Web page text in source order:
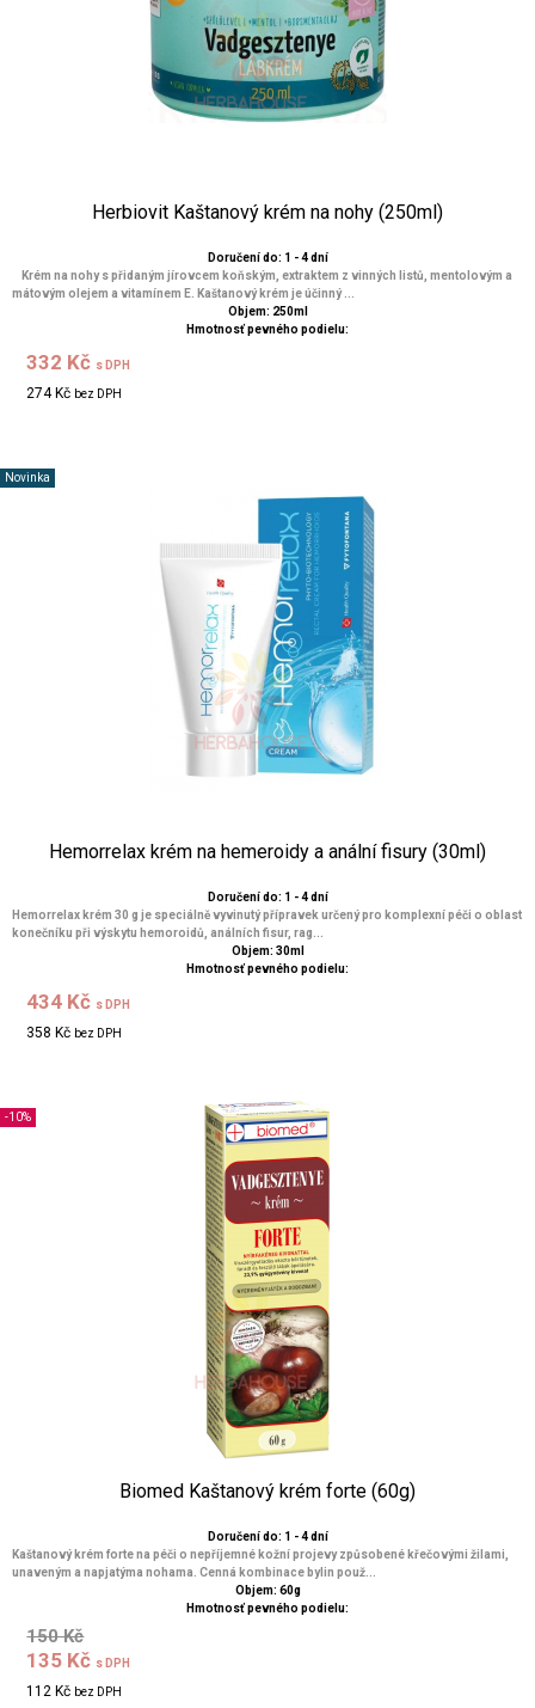
Herbiovit Kaštanový krém na nohy (250ml)
Doručení do: 1 - 4 dní
Krém na nohy s přidaným jírovcem koňským, extraktem z vinných listů, mentolovým a
mátovým olejem a vitamínem E. Kaštanový krém je účinný ...
Objem: 250ml
Hmotnosť pevného podielu:
332 Kč s DPH
274 Kč bez DPH
Novinka
Hemorrelax krém na hemeroidy a anální fisury (30ml)
Doručení do: 1 - 4 dní
Hemorrelax krém 30 g je speciálně vyvinutý přípravek určený pro komplexní péči o oblast
konečníku při výskytu hemoroidů, análních fisur, rag...
Objem: 30ml
Hmotnosť pevného podielu:
434 Kč s DPH
358 Kč bez DPH
-10%
Biomed Kaštanový krém forte (60g)
Doručení do: 1 - 4 dní
Kaštanový krém forte na péči o nepříjemné kožní projevy způsobené křečovými žilami,
unaveným a napjatýma nohama. Cenná kombinace bylin použ...
Objem: 60g
Hmotnosť pevného podielu:
150 Kč
135 Kč s DPH
112 Kč bez DPH